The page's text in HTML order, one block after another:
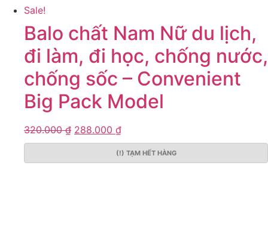
Sale!
Balo chất Nam Nữ du lịch,
đi làm, đi học, chống nước,
chống sốc – Convenient
Big Pack Model
320.000₫ 288.000 ₫
(!) TẠM HẾT HÀNG